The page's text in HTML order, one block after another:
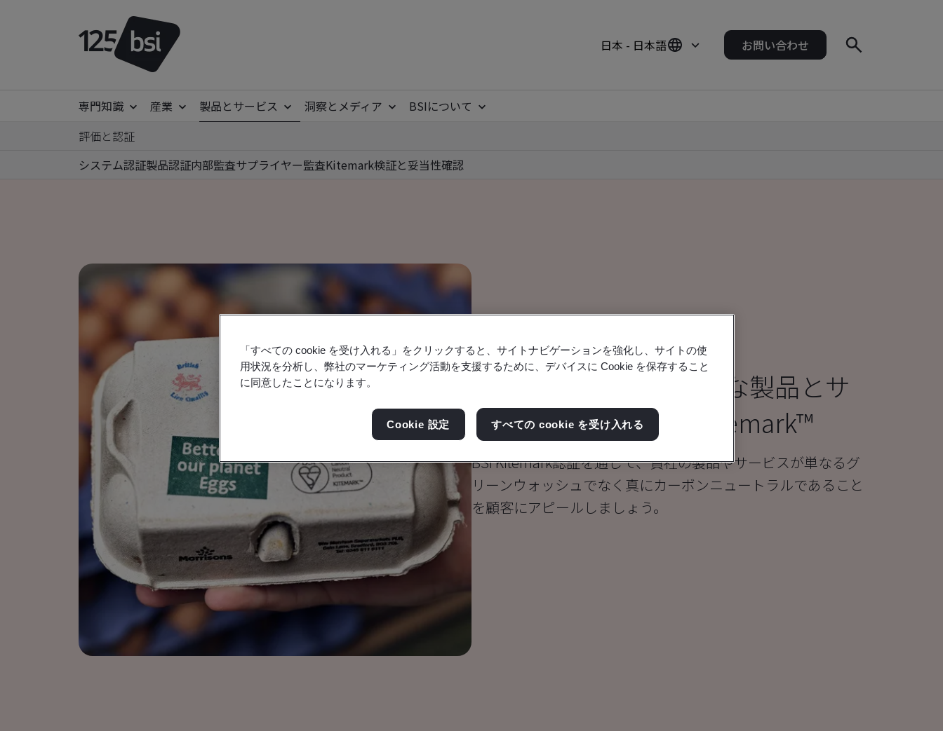
日本 - 日本語 お問い合わせ
専門知識 産業 製品とサービス 洞察とメディア
BSIについて
評価と認証
システム認証製品認証内部監査サプライヤー監査Kitemark検証と妥当性確認
カーボンニュートラルな製品とサ
ービスのためのBSI Kitemark™
BSI Kitemark認証を通じて、貴社の製品やサービスが単なるグ
リーンウォッシュでなく真にカーボンニュートラルであること
を顧客にアピールしましょう。
「すべての cookie を受け入れる」をクリックすると、サイトナビゲーションを強化し、サイトの使
用状況を分析し、弊社のマーケティング活動を支援するために、デバイスに Cookie を保存すること
に同意したことになります。
Cookie 設定 すべての cookie を受け入れる